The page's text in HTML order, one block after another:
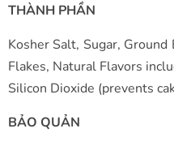
THÀNH PHẦN
Kosher Salt, Sugar,
Flakes, Natural Flavors
Silicon Dioxide (prevents
BẢO QUẢN